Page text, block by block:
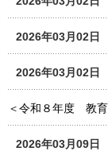
2026年03月02日
2026年03月02日
＜令和８年度 教
2026年03月09日